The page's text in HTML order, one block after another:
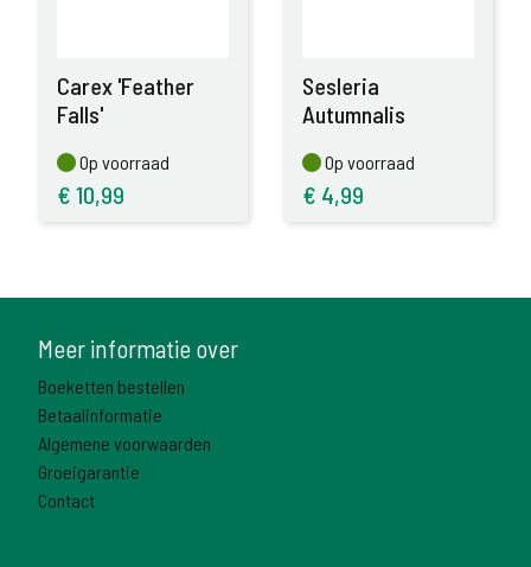
Carex 'Feather
Falls'
Op voorraad
Op voorraad
€ 10,99
Sesleria
Autumnalis
Op voorraad
Op voorraad
€ 4,99
Meer informatie over
Boeketten bestellen
Betaalinformatie
Algemene voorwaarden
Groeigarantie
Contact